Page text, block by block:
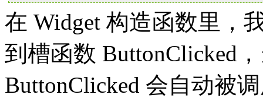
在 Widget 构造函数里，
到槽函数 ButtonClicked
ButtonClicked 会自动被